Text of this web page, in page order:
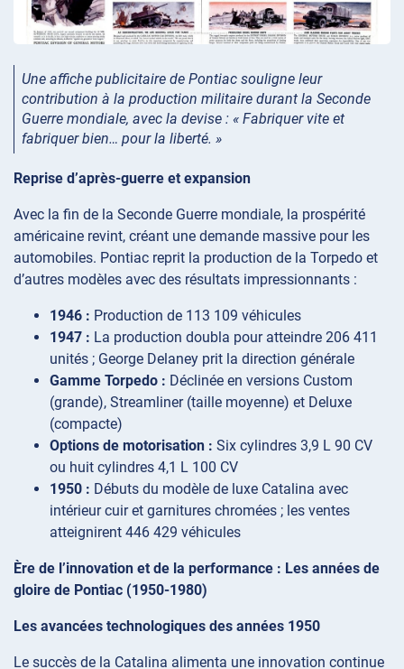
Une affiche publicitaire de Pontiac souligne leur
contribution à la production militaire durant la Seconde
Guerre mondiale, avec la devise : « Fabriquer vite et
fabriquer bien… pour la liberté. »
Reprise d’après-guerre et expansion
Avec la fin de la Seconde Guerre mondiale, la prospérité
américaine revint, créant une demande massive pour les
automobiles. Pontiac reprit la production de la Torpedo et
d’autres modèles avec des résultats impressionnants :
1946 : Production de 113 109 véhicules
1947 : La production doubla pour atteindre 206 411
unités ; George Delaney prit la direction générale
Gamme Torpedo : Déclinée en versions Custom
(grande), Streamliner (taille moyenne) et Deluxe
(compacte)
Options de motorisation : Six cylindres 3,9 L 90 CV
ou huit cylindres 4,1 L 100 CV
1950 : Débuts du modèle de luxe Catalina avec
intérieur cuir et garnitures chromées ; les ventes
atteignirent 446 429 véhicules
Ère de l’innovation et de la performance : Les années de
gloire de Pontiac (1950-1980)
Les avancées technologiques des années 1950
Le succès de la Catalina alimenta une innovation continue